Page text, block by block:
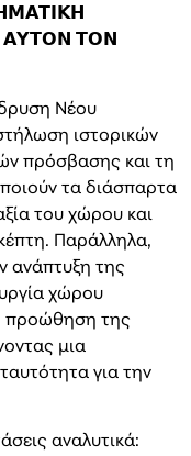
𝝖𝝪𝝩𝝤𝝢 𝝩𝝤𝝢
Νέου
ιστορικών
πρόσβασης και τη
τα διάσπαρτα
του χώρου και
Παράλληλα,
ανάπτυξη της
χώρου
προώθηση της
μια
για την
αναλυτικά: